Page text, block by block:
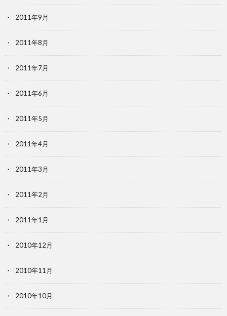
2011年9月
2011年8月
2011年7月
2011年6月
2011年5月
2011年4月
2011年3月
2011年2月
2011年1月
2010年12月
2010年11月
2010年10月